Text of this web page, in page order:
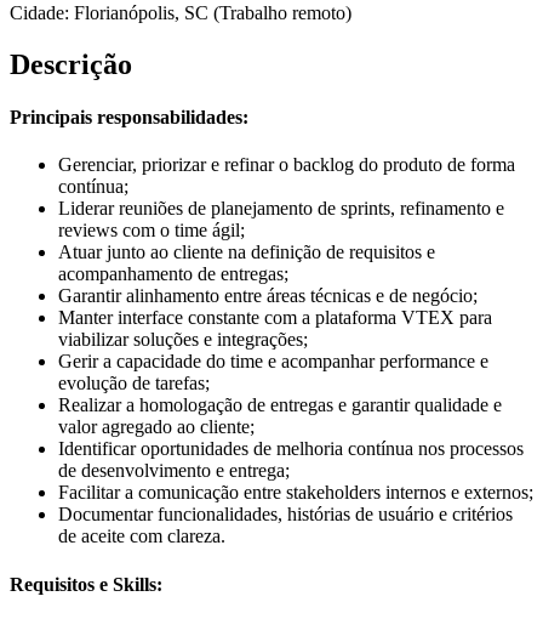
Cidade: Florianópolis, SC (Trabalho remoto)
Descrição
Principais responsabilidades:
Gerenciar, priorizar e refinar o backlog do produto de forma
contínua;
Liderar reuniões de planejamento de sprints, refinamento e
reviews com o time ágil;
Atuar junto ao cliente na definição de requisitos e
acompanhamento de entregas;
Garantir alinhamento entre áreas técnicas e de negócio;
Manter interface constante com a plataforma VTEX para
viabilizar soluções e integrações;
Gerir a capacidade do time e acompanhar performance e
evolução de tarefas;
Realizar a homologação de entregas e garantir qualidade e
valor agregado ao cliente;
Identificar oportunidades de melhoria contínua nos processos
de desenvolvimento e entrega;
Facilitar a comunicação entre stakeholders internos e externos;
Documentar funcionalidades, histórias de usuário e critérios
de aceite com clareza.
Requisitos e Skills: